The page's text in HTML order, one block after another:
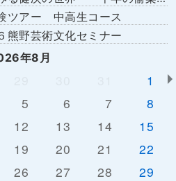
ツアー 中高生コース
熊野芸術文化セミナー
年8月
1
5 6 7
8
12 13 14
15
19 20 21
22
26 27 28
29